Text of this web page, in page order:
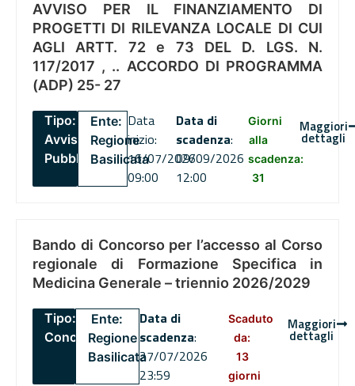
AVVISO PER IL FINANZIAMENTO DI
PROGETTI DI RILEVANZA LOCALE DI CUI
AGLI ARTT. 72 e 73 DEL D. LGS. N.
117/2017 , .. ACCORDO DI PROGRAMMA
(ADP) 25- 27
Tipo:
Avviso
Pubblico
Ente:
Regione
Basilicata
Data
inizio:
16/07/2026
09:00
Data di
scadenza:
09/09/2026
12:00
Giorni
alla
scadenza:
31
Maggiori
dettagli
Bando di Concorso per l’accesso al Corso
regionale di Formazione Specifica in
Medicina Generale – triennio 2026/2029
Tipo:
Concorsi
Ente:
Regione
Basilicata
Data di
scadenza:
27/07/2026
23:59
Scaduto
da:
13
giorni
Maggiori
dettagli